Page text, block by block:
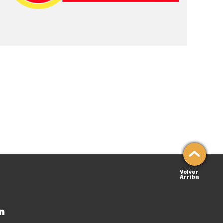
Volver
Arriba